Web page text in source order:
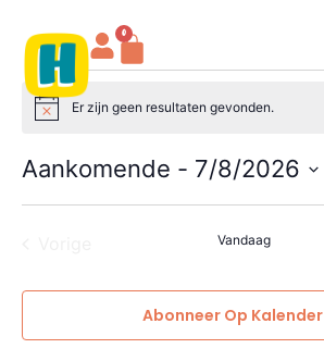
0
NoticeEr zijn geen resultaten gevonden.
Aankomende - 7/8/2026
een
Vandaag
Abonneer Op Kalender